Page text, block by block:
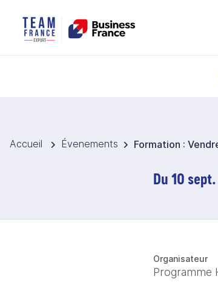
Accueil Évenements
Du 10
Organisateur
Programme